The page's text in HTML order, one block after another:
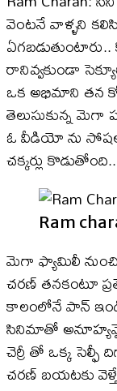
వెంటనే వాళ్ళని
ఏగబడుతుంటారు..
రానివ్వకుండా
ఒక అభిమాని తన
తెలుసుకున్న
ఓ వీడియో ను
చక్కర్లు కొడుతోంది..
Ram
మెగా ఫ్యామిలీ
చరణ్ తనకంటూ
కాలంలోనే పాన్
సినిమాతో
చెర్రీ తో ఒక్క
చరణ్ బయటకు